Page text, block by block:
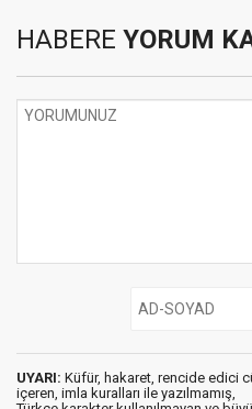
HABERE YORUM
UYARI: Küfür, hakaret, rencide edici
içeren, imla kuralları ile yazılmamış,